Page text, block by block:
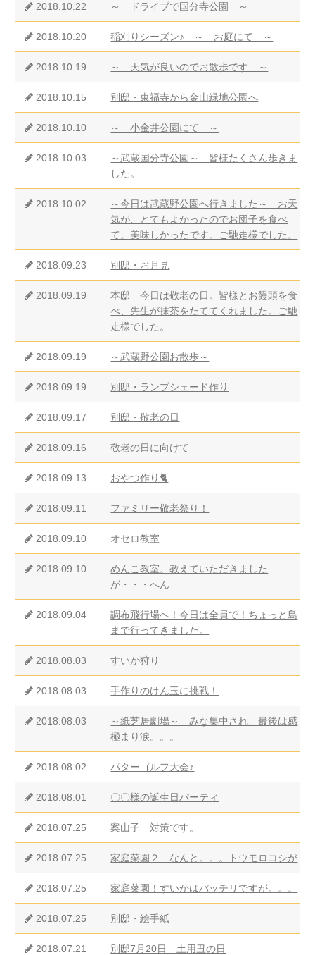
2018.10.22 ～ ドライブで国分寺公園 ～
2018.10.20 稲刈りシーズン♪ ～ お庭にて ～
2018.10.19 ～ 天気が良いのでお散歩です ～
2018.10.15 別邸・東福寺から金山緑地公園へ
2018.10.10 ～ 小金井公園にて ～
2018.10.03
～武蔵国分寺公園～ 皆様たくさん歩きま
した。
2018.10.02
～今日は武蔵野公園へ行きました～ お天
気が、とてもよかったのでお団子を食べ
て。美味しかったです。ご馳走様でした。
2018.09.23 別邸・お月見
2018.09.19
本邸 今日は敬老の日。皆様とお饅頭を食
べ、先生が抹茶をたててくれました。ご馳
走様でした。
2018.09.19 ～武蔵野公園お散歩～
2018.09.19 別邸・ランプシェード作り
2018.09.17 別邸・敬老の日
2018.09.16 敬老の日に向けて
2018.09.13 おやつ作り🐈
2018.09.11 ファミリー敬老祭り！
2018.09.10 オセロ教室
2018.09.10
めんこ教室。教えていただきました
が・・・へん
2018.09.04
調布飛行場へ！今日は全員で！ちょっと島
まで行ってきました。
2018.08.03 すいか狩り
2018.08.03 手作りのけん玉に挑戦！
2018.08.03
～紙芝居劇場～ みな集中され、最後は感
極まり涙。。。
2018.08.02 パターゴルフ大会♪
2018.08.01 〇〇様の誕生日パーティ
2018.07.25 案山子 対策です。
2018.07.25 家庭菜園２ なんと。。。トウモロコシが
2018.07.25 家庭菜園！すいかはバッチリですが。。。
2018.07.25 別邸・絵手紙
2018.07.21 別邸7月20日 土用丑の日